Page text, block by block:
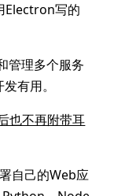
Electron写的
管理多个服务
有用。
也不再附带耳
自己的Web应